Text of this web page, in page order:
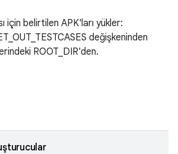
için belirtilen APK'ları yükler:
değişkeninden
ROOT_DIR'den.